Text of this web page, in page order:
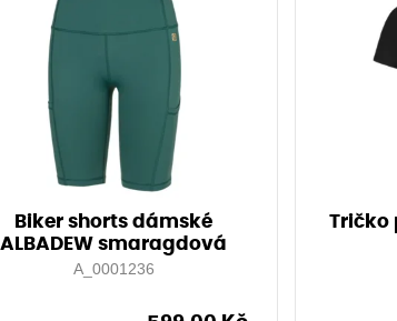
Biker shorts dámské
ALBADEW smaragdová
A_0001236
Tričko